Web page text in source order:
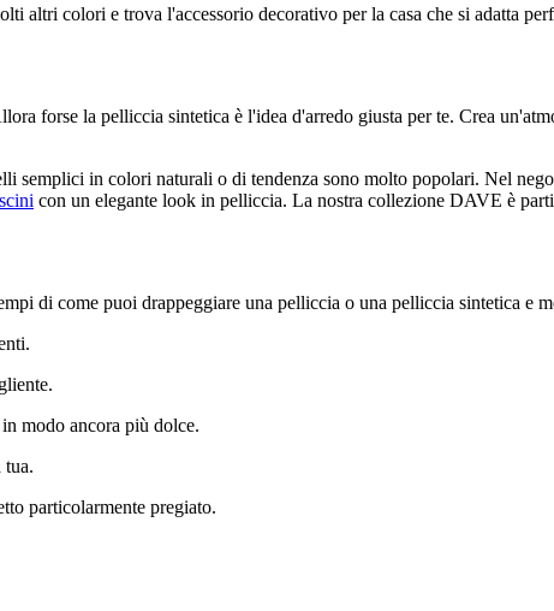
altri colori e trova l'accessorio decorativo per la casa che si adatta
forse la pelliccia sintetica è l'idea d'arredo giusta per te. Crea
semplici in colori naturali o di tendenza sono molto popolari. Nel
con un elegante look in pelliccia. La nostra collezione DAVE è
di come puoi drappeggiare una pelliccia o una pelliccia sintetica e
modo ancora più dolce.
tua.
particolarmente pregiato.